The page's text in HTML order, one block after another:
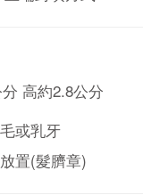
高約2.8公分
或乳牙
置(髮臍章)